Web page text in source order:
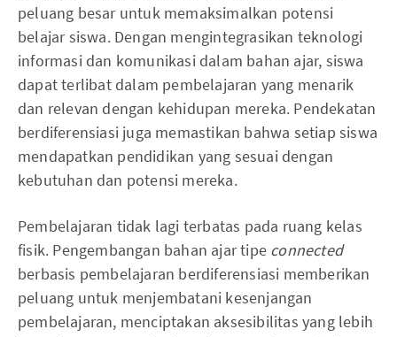
peluang besar untuk memaksimalkan potensi
belajar siswa. Dengan mengintegrasikan teknologi
informasi dan komunikasi dalam bahan ajar, siswa
dapat terlibat dalam pembelajaran yang menarik
dan relevan dengan kehidupan mereka. Pendekatan
berdiferensiasi juga memastikan bahwa setiap siswa
mendapatkan pendidikan yang sesuai dengan
kebutuhan dan potensi mereka.
Pembelajaran tidak lagi terbatas pada ruang kelas
fisik. Pengembangan bahan ajar tipe connected
berbasis pembelajaran berdiferensiasi memberikan
peluang untuk menjembatani kesenjangan
pembelajaran, menciptakan aksesibilitas yang lebih